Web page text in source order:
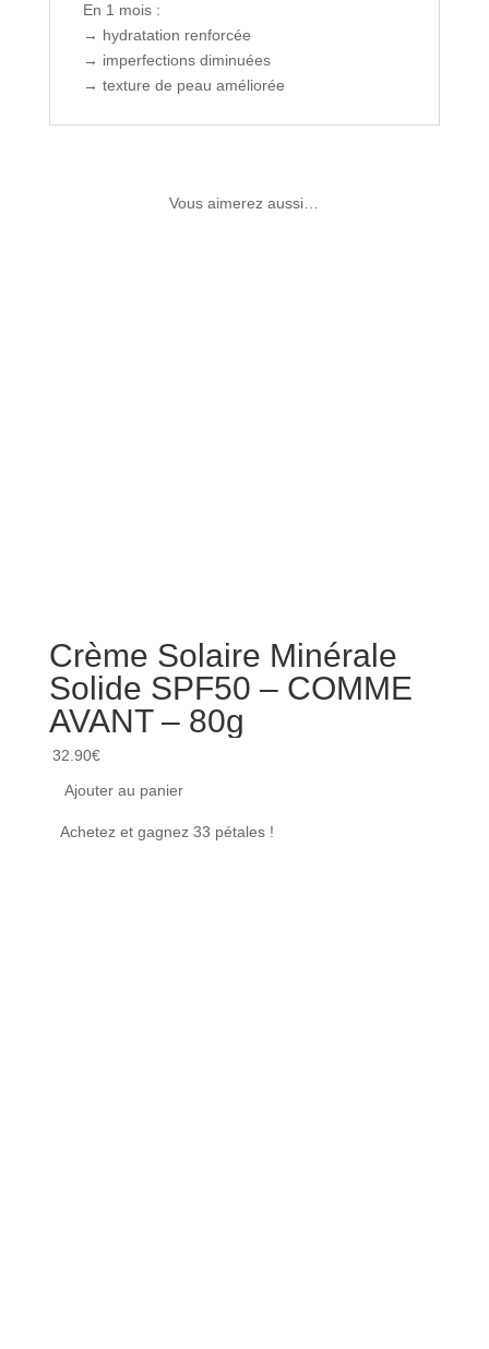
En 1 mois :
→ hydratation renforcée
→ imperfections diminuées
→ texture de peau améliorée
Vous aimerez aussi…
Crème Solaire Minérale
Solide SPF50 – COMME
AVANT – 80g
32.90€
Ajouter au panier
Achetez et gagnez 33 pétales !